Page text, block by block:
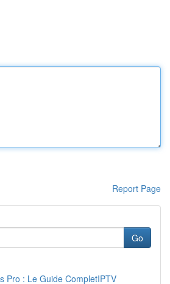
Report Page
Go
Pro : Le Guide CompletIPTV